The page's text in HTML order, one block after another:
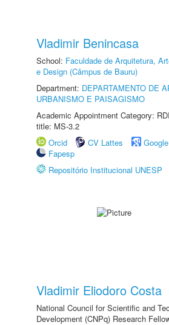
Vladimir Benincasa
School: Faculdade de Arquitetura,
e Design (Câmpus de Bauru)
Department: DEPARTAMENTO DE
URBANISMO E PAISAGISMO
Academic Appointment Category:
title: MS-3.2
Orcid
CV Lattes
Fapesp
Repositório Institucional UNESP
Vladimir Eliodoro Costa
National Council for Scientific and
Development (CNPq) Research